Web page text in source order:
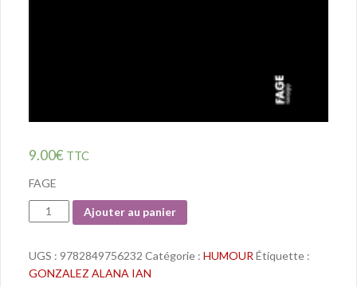
9.00€ TTC
FAGE
Quantité
Ajouter au panier
UGS : 9782849756232 Catégorie : HUMOUR Étiquette :
GONZALEZ ALANA IAN